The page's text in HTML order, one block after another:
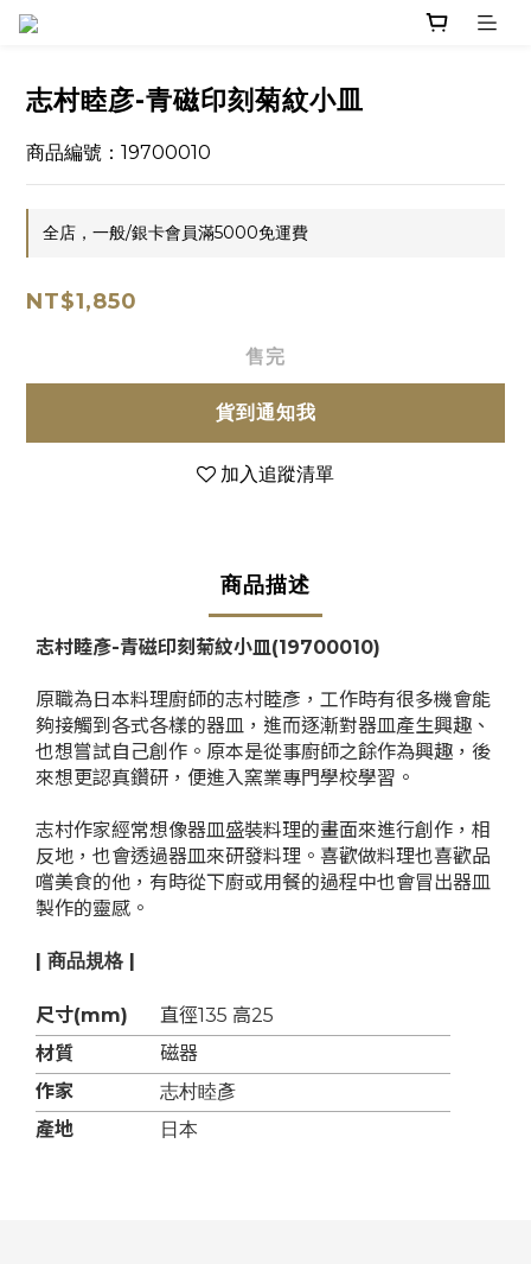
志村睦彦-青磁印刻菊紋小皿
商品編號：19700010
全店，一般/銀卡會員滿5000免運費
NT$1,850
售完
貨到通知我
加入追蹤清單
商品描述
志村睦彥-青磁印刻菊紋小皿(19700010)
原職為日本料理廚師的志村睦彥，工作時有很多機會能
夠接觸到各式各樣的器皿，進而逐漸對器皿產生興趣、
也想嘗試自己創作。原本是從事廚師之餘作為興趣，後
來想更認真鑽研，便進入窯業專門學校學習。
志村作家經常想像器皿盛裝料理的畫面來進行創作，相
反地，也會透過器皿來研發料理。喜歡做料理也喜歡品
嚐美食的他，有時從下廚或用餐的過程中也會冒出器皿
製作的靈感。
| 商品規格 |
尺寸(mm)
直徑135 高25
材質
磁器
作家
志村睦彥
產地
日本